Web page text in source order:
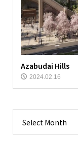
Azabudai Hills
2024.02.16
Select Month